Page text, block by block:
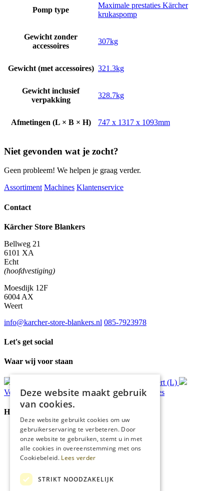
Pomp type
Maximale prestaties Kärcher
krukaspomp
Gewicht zonder
accessoires
307kg
Gewicht (met accessoires) 321.3kg
Gewicht inclusief
verpakking
328.7kg
Afmetingen (L × B × H) 747 x 1317 x 1093mm
Niet gevonden wat je zocht?
Geen probleem! We helpen je graag verder.
Assortiment Machines Klantenservice
Contact
Kärcher Store Blankers
Bellweg 21
6101 XA
Echt
(hoofdvestiging)
Moesdijk 12F
6004 AX
Weert
info@karcher-store-blankers.nl 085-7923978
Let's get social
Waar wij voor staan
Ophalen in Echt of Weert (L)
Verzondenbinnen 48 uur* Persoonlijk advies
Handige Links
Home
Klantenservice
Over ons
Blog
Cookies
Deze website maakt gebruik
van cookies.
Deze website gebruikt cookies om uw
gebruikerservaring te verbeteren. Door
onze website te gebruiken, stemt u in met
alle cookies in overeenstemming met ons
Cookiebeleid. Lees verder
STRIKT NOODZAKELIJK